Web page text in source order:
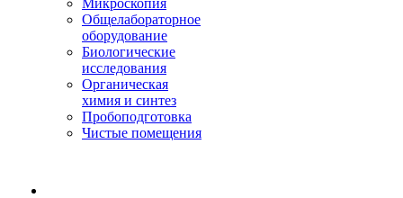
Микроскопия
Общелабораторное
оборудование
Биологические
исследования
Органическая
химия и синтез
Пробоподготовка
Чистые помещения